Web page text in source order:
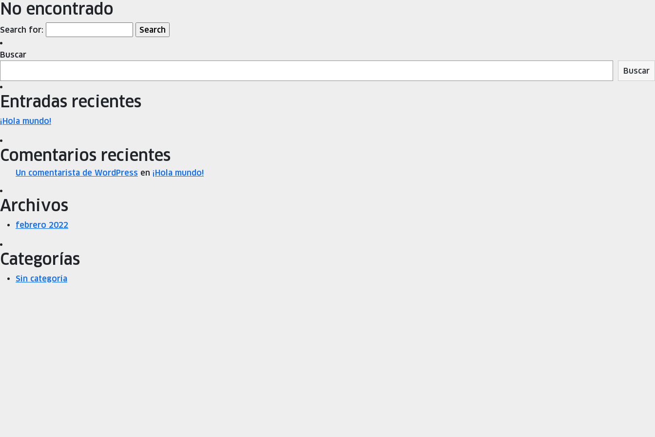
No encontrado
Search for:
Buscar
Buscar
Entradas recientes
¡Hola mundo!
Comentarios recientes
Un comentarista de WordPress en ¡Hola mundo!
Archivos
febrero 2022
Categorías
Sin categoría